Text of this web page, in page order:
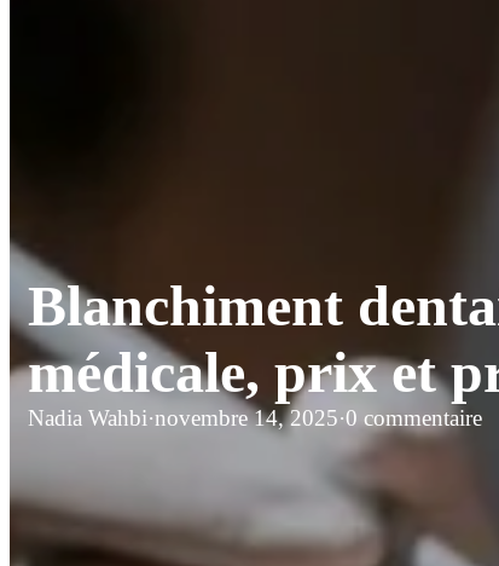
Blanchiment
médicale, prix et
Nadia Wahbi·novembre 14, 2025·0 commentaire